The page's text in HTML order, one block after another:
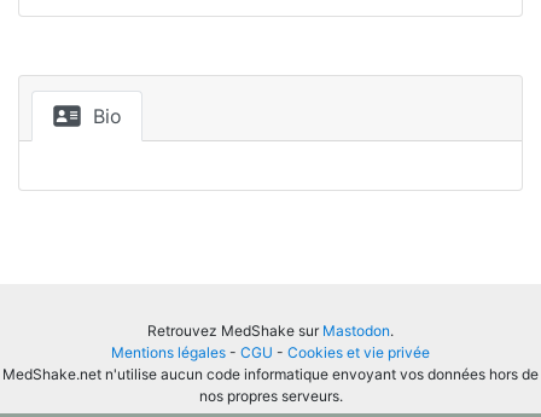
Bio
Retrouvez MedShake sur Mastodon.
Mentions légales - CGU - Cookies et vie privée
MedShake.net n'utilise aucun code informatique envoyant vos données hors de
nos propres serveurs.